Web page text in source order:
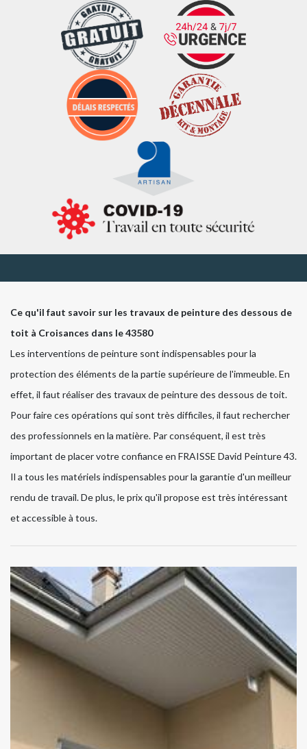
Ce qu'il faut savoir sur les travaux de peinture des dessous de
toit à Croisances dans le 43580
Les interventions de peinture sont indispensables pour la
protection des éléments de la partie supérieure de l'immeuble. En
effet, il faut réaliser des travaux de peinture des dessous de toit.
Pour faire ces opérations qui sont très difficiles, il faut rechercher
des professionnels en la matière. Par conséquent, il est très
important de placer votre confiance en FRAISSE David Peinture 43.
Il a tous les matériels indispensables pour la garantie d'un meilleur
rendu de travail. De plus, le prix qu'il propose est très intéressant
et accessible à tous.